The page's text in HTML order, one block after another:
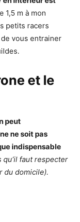
1,5 m à mon
petits racers
vous entrainer
et le
peut
ne soit pas
indispensable
qu’il faut respecter
du domicile).